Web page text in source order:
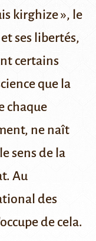
kirghize », le
ses libertés,
certains
que la
chaque
ne naît
sens de la
Au
des
de cela.